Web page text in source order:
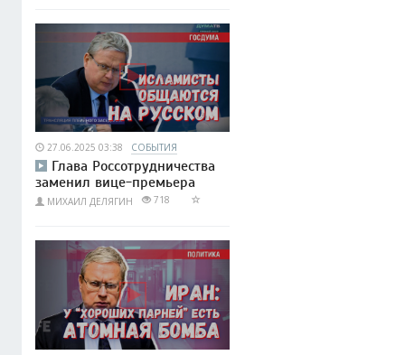
27.06.2025 03:38 СОБЫТИЯ
Глава Россотрудничества
заменил вице-премьера
МИХАИЛ ДЕЛЯГИН 718